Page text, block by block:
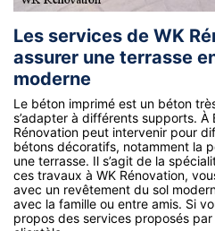
Les services de WK
assurer une terrasse
moderne
Le béton imprimé est un béton
s’adapter à différents supports. À
Rénovation peut intervenir pour
bétons décoratifs, notamment la
une terrasse. Il s’agit de la
ces travaux à WK Rénovation,
avec un revêtement du sol
avec la famille ou entre amis. Si
propos des services proposés